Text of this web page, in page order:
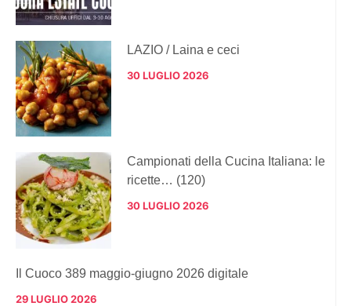
LAZIO / Laina e ceci
30 LUGLIO 2026
Campionati della Cucina Italiana: le
ricette… (120)
30 LUGLIO 2026
Il Cuoco 389 maggio-giugno 2026 digitale
29 LUGLIO 2026